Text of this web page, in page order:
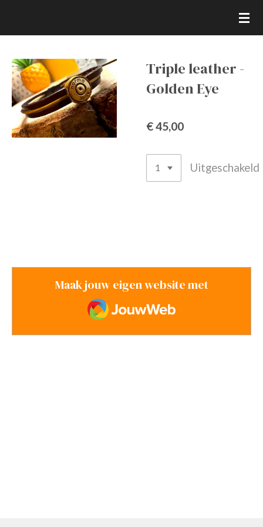
de
hoofdinhoud
Triple leather -
Golden Eye
€ 45,00
Uitgeschakeld
Maak jouw eigen website met
JouwWeb